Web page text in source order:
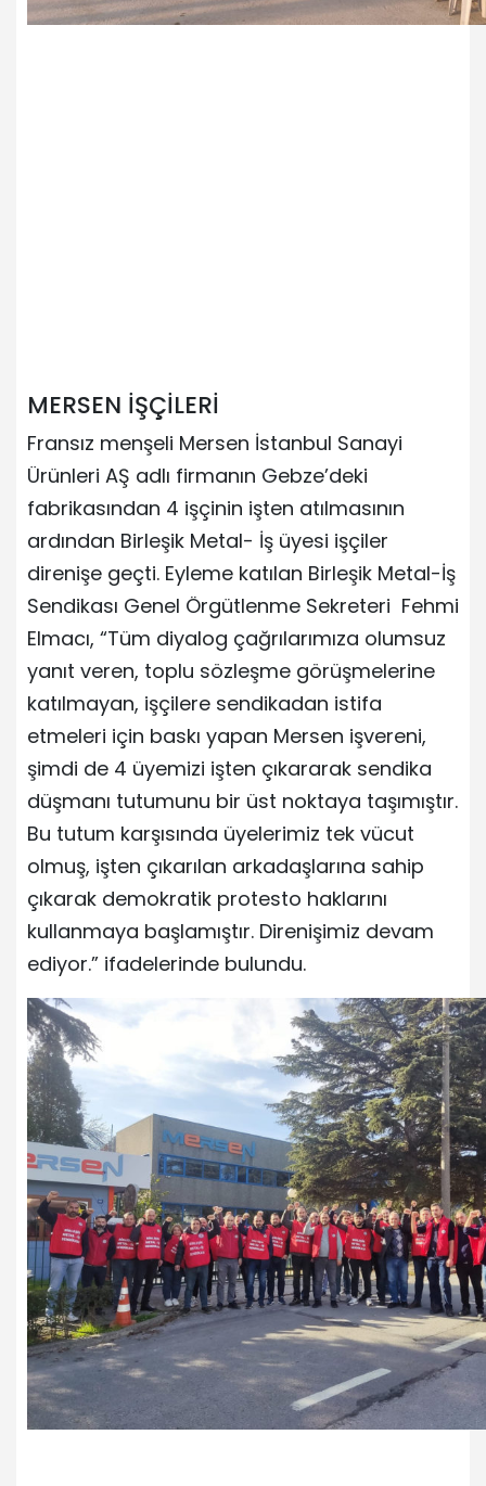
MERSEN İŞÇİLERİ
Fransız menşeli Mersen İstanbul Sanayi
Ürünleri AŞ adlı firmanın Gebze’deki
fabrikasından 4 işçinin işten atılmasının
ardından Birleşik Metal- İş üyesi işçiler
direnişe geçti. Eyleme katılan Birleşik Metal-İş
Sendikası Genel Örgütlenme Sekreteri Fehmi
Elmacı, “Tüm diyalog çağrılarımıza olumsuz
yanıt veren, toplu sözleşme görüşmelerine
katılmayan, işçilere sendikadan istifa
etmeleri için baskı yapan Mersen işvereni,
şimdi de 4 üyemizi işten çıkararak sendika
düşmanı tutumunu bir üst noktaya taşımıştır.
Bu tutum karşısında üyelerimiz tek vücut
olmuş, işten çıkarılan arkadaşlarına sahip
çıkarak demokratik protesto haklarını
kullanmaya başlamıştır. Direnişimiz devam
ediyor.” ifadelerinde bulundu.